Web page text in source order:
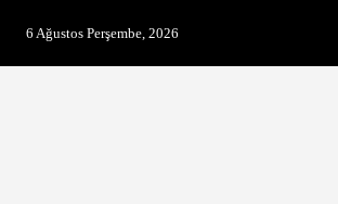
6 Ağustos Perşembe, 2026